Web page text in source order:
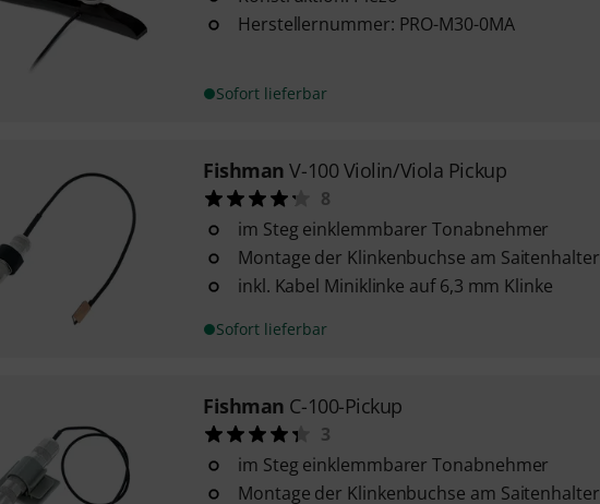
Herstellernummer: PRO-M30-0MA
Sofort lieferbar
Fishman V-100 Violin/Viola Pickup
8
im Steg einklemmbarer Tonabnehmer
Montage der Klinkenbuchse am Saitenhalter
inkl. Kabel Miniklinke auf 6,3 mm Klinke
Sofort lieferbar
Fishman C-100-Pickup
3
im Steg einklemmbarer Tonabnehmer
Montage der Klinkenbuchse am Saitenhalter